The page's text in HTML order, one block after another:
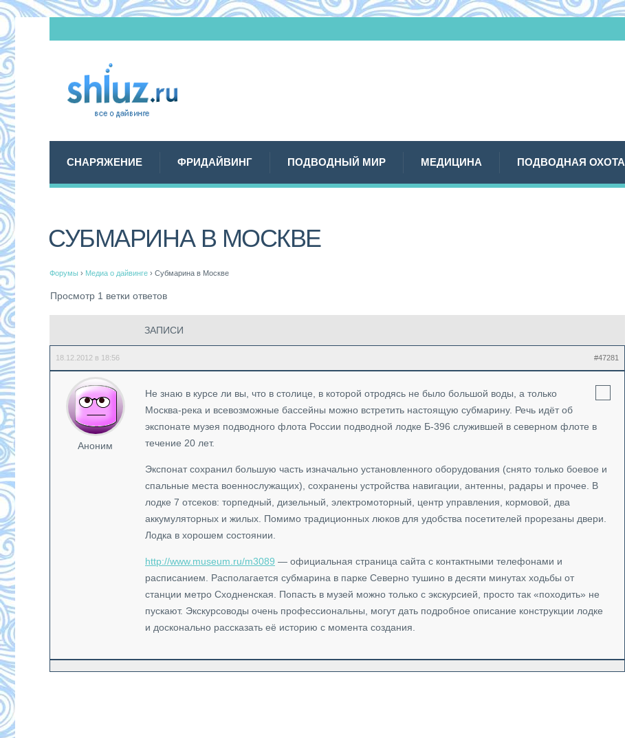
СНАРЯЖЕНИЕ ФРИДАЙВИНГ ПОДВОДНЫЙ МИР МЕДИЦИНА ПОДВОДНАЯ ОХОТА
СУБМАРИНА В МОСКВЕ
Форумы › Медиа о дайвинге › Субмарина в Москве
Просмотр 1 ветки ответов
ЗАПИСИ
18.12.2012 в 18:56 #47281
Аноним
Не знаю в курсе ли вы, что в столице, в которой отродясь не было большой воды, а только
Москва-река и всевозможные бассейны можно встретить настоящую субмарину. Речь идёт об
экспонате музея подводного флота России подводной лодке Б-396 служившей в северном флоте в
течение 20 лет.
Экспонат сохранил большую часть изначально установленного оборудования (снято только боевое и
спальные места военнослужащих), сохранены устройства навигации, антенны, радары и прочее. В
лодке 7 отсеков: торпедный, дизельный, электромоторный, центр управления, кормовой, два
аккумуляторных и жилых. Помимо традиционных люков для удобства посетителей прорезаны двери.
Лодка в хорошем состоянии.
http://www.museum.ru/m3089 — официальная страница сайта с контактными телефонами и
расписанием. Располагается субмарина в парке Северно тушино в десяти минутах ходьбы от
станции метро Сходненская. Попасть в музей можно только с экскурсией, просто так «походить» не
пускают. Экскурсоводы очень профессиональны, могут дать подробное описание конструкции лодке
и досконально рассказать её историю с момента создания.